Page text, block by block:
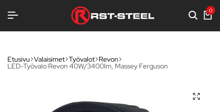
0
Etusivu Valaisimet Työvalot Revon
LED-Työvalo Revon 40W/3400lm, Massey Ferguson